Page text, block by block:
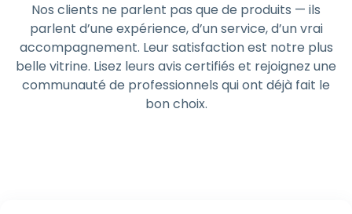
Nos clients ne parlent pas que de produits — ils
parlent d’une expérience, d’un service, d’un vrai
accompagnement. Leur satisfaction est notre plus
belle vitrine. Lisez leurs avis certifiés et rejoignez une
communauté de professionnels qui ont déjà fait le
bon choix.